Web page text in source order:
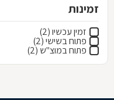
זמינות
זמין עכשיו (2)
פתוח בשישי (2)
פתוח במוצ"ש (2)